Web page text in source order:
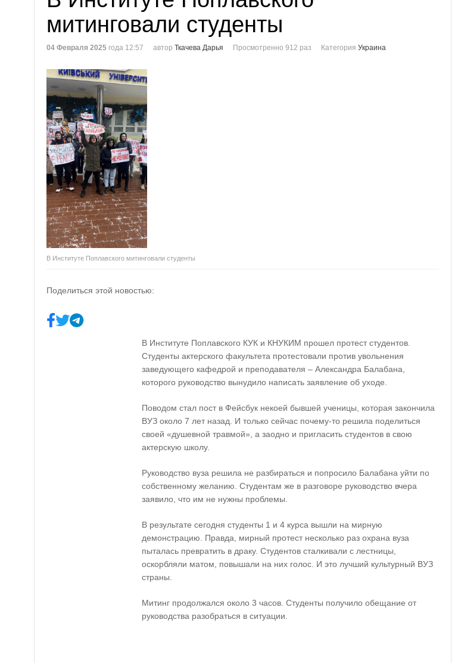
митинговали студенты
04 Февраля 2025 года 12:57 автор Ткачева Дарья Просмотренно 912 раз Категория Украина
В Институте Поплавского митинговали студенты
Поделиться этой новостью:
В Институте Поплавского КУК и КНУКИМ прошел протест студентов.
Студенты актерского факультета протестовали против увольнения
заведующего кафедрой и преподавателя – Александра Балабана,
которого руководство вынудило написать заявление об уходе.
Поводом стал пост в Фейсбук некоей бывшей ученицы, которая закончила
ВУЗ около 7 лет назад. И только сейчас почему-то решила поделиться
своей «душевной травмой», а заодно и пригласить студентов в свою
актерскую школу.
Руководство вуза решила не разбираться и попросило Балабана уйти по
собственному желанию. Студентам же в разговоре руководство вчера
заявило, что им не нужны проблемы.
В результате сегодня студенты 1 и 4 курса вышли на мирную
демонстрацию. Правда, мирный протест несколько раз охрана вуза
пыталась превратить в драку. Студентов сталкивали с лестницы,
оскорбляли матом, повышали на них голос. И это лучший культурный ВУЗ
страны.
Митинг продолжался около 3 часов. Студенты получило обещание от
руководства разобраться в ситуации.